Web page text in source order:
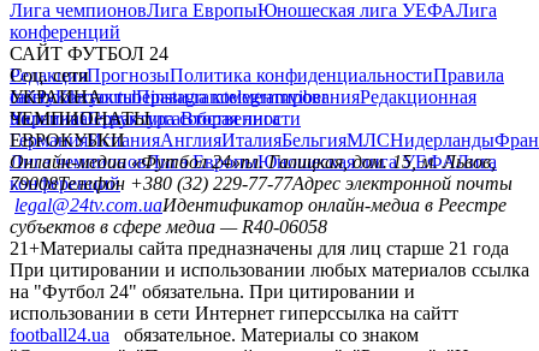
Лига чемпионовЛига ЕвропыЮношеская лига УЕФАЛига
конференций
САЙТ ФУТБОЛ 24
РедакцияПрогнозыПолитика конфиденциальностиПравила
сайтуКонтактыПравила комментированияРедакционная
политикаСтруктура собственности
Соц. сети
facebookxyoutubeinstagramtelegramviber
УКРАИНА
УкраинаПервая лигаВторая лига
ЧЕМПИОНАТЫ
ГерманияИспанияАнглияИталияБельгияМЛСНидерланды
ЕВРОКУБКИ
Лига чемпионовЛига ЕвропыЮношеская лига УЕФАЛига
конференций
Онлайн-медиа «Футбол 24»пл. Галицкая, дом. 15, м. Львов,
79008Телефон +380 (32) 229-77-77Адрес электронной почты
legal@24tv.com.uaИдентификатор онлайн-медиа в Реестре
субъектов в сфере медиа — R40-06058
21+Материалы сайта предназначены для лиц старше 21 года
При цитировании и использовании любых материалов ссылка
на "Футбол 24" обязательна. При цитировании и
использовании в сети Интернет гиперссылка на сайтт
football24.ua
обязательное. Материалы со знаком